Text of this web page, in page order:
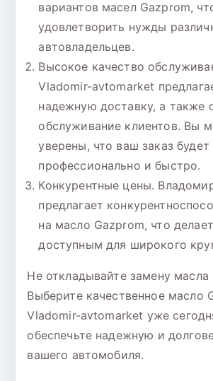
вариантов масел Gazprom,
удовлетворить нужды
автовладельцев.
Высокое качество
Vladomir-avtomarket
надежную доставку, а также
обслуживание клиентов. Вы
уверены, что ваш заказ будет
профессионально и быстро.
Конкурентные цены.
предлагает
на масло Gazprom, что
доступным для широкого
Не откладывайте замену масла
Выберите качественное масло
Vladomir-avtomarket уже
обеспечьте надежную и
вашего автомобиля.